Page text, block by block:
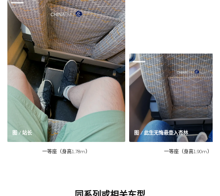
图 / 站长
一等座（身高1.78m）
图 / 此生无悔悬壶入杏林
一等座（身高1.90m）